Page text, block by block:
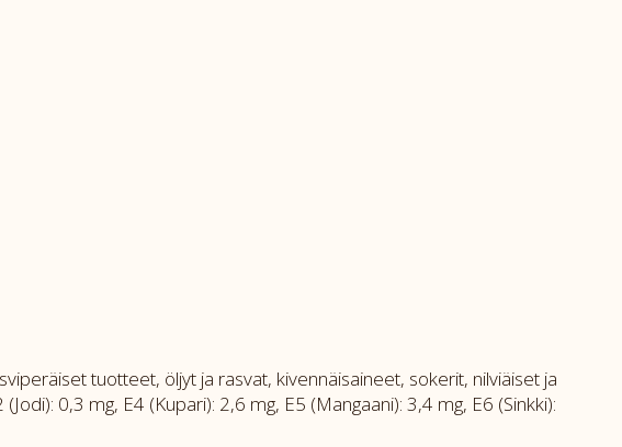
tuotteet, öljyt ja rasvat, kivennäisaineet, sokerit, nilviäiset ja
0,3 mg, E4 (Kupari): 2,6 mg, E5 (Mangaani): 3,4 mg, E6 (Sinkki):